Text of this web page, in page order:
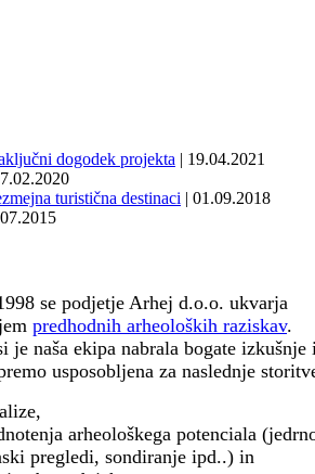
dogodek projekta | 19.04.2021
turistična destinaci | 01.09.2018
se podjetje Arhej d.o.o. ukvarja
predhodnih arheoloških raziskav.
je naša ekipa nabrala bogate izkušnje
usposobljena za naslednje
arheološkega potenciala
pregledi, sondiranje ipd..) in